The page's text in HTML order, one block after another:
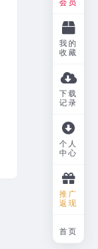
我的
收藏
下载
记录
个人
中心
推广
返现
首页